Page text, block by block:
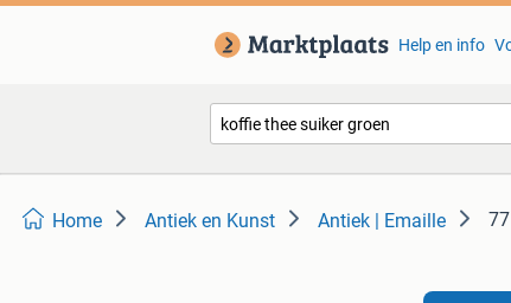
Help en info
Home Antiek en Kunst Antiek | Emaille